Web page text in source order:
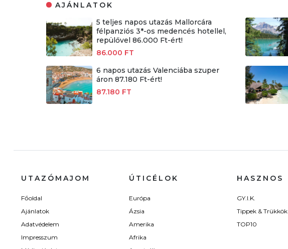
AJÁNLATOK
5 teljes napos utazás Mallorcára
félpanziós 3*-os medencés hotellel,
repülővel 86.000 Ft-ért!
86.000 FT
6 napos utazás Valenciába szuper
áron 87.180 Ft-ért!
87.180 FT
UTAZÓMAJOM
Főoldal
Ajánlatok
Adatvédelem
Impresszum
ÚTICÉLOK
Európa
Ázsia
Amerika
Afrika
HASZNOS
GY.I.K.
Tippek & Trükkök
TOP10